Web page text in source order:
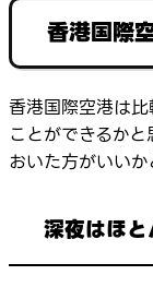
香港国際
香港国際空港は
ことができるか
おいた方がいいか
深夜はほ